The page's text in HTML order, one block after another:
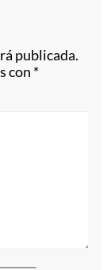
publicada.
con *